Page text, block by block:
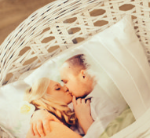
Ваш регион доставки
Выберите из списка: